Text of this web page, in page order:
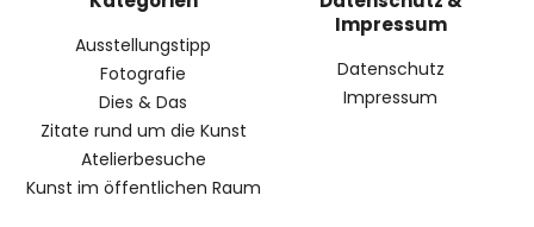
Ausstellungstipp
Fotografie
Dies & Das
Zitate rund um die Kunst
Atelierbesuche
Kunst im öffentlichen Raum
Impressum
Datenschutz
Impressum